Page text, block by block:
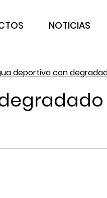
NOTICIAS
deportiva con